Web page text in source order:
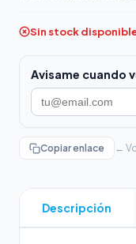
Sin stock
Avisame cuando
Copiar enlace ←
Descripción